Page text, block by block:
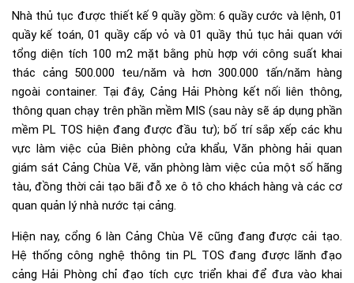
Nhà thủ tục được thiết kế 9 quầy gồm: 6 quầy cước và lệnh, 01
quầy kế toán, 01 quầy cấp vỏ và 01 quầy thủ tục hải quan với
tổng diện tích 100 m2 mặt bằng phù hợp với công suất khai
thác cảng 500.000 teu/năm và hơn 300.000 tấn/năm hàng
ngoài container. Tại đây, Cảng Hải Phòng kết nối liên thông,
thông quan chạy trên phần mềm MIS (sau này sẽ áp dụng phần
mềm PL TOS hiện đang được đầu tư); bố trí sắp xếp các khu
vực làm việc của Biên phòng cửa khẩu, Văn phòng hải quan
giám sát Cảng Chùa Vẽ, văn phòng làm việc của một số hãng
tàu, đồng thời cải tạo bãi đỗ xe ô tô cho khách hàng và các cơ
quan quản lý nhà nước tại cảng.
Hiện nay, cổng 6 làn Cảng Chùa Vẽ cũng đang được cải tạo.
Hệ thống công nghệ thông tin PL TOS đang được lãnh đạo
cảng Hải Phòng chỉ đạo tích cực triển khai để đưa vào khai